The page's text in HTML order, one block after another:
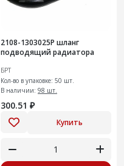
2108-1303025Р шланг
подводящий радиатора
БРТ
Кол-во в упаковке: 50 шт.
В наличии: 98 шт.
300.51 ₽
Купить